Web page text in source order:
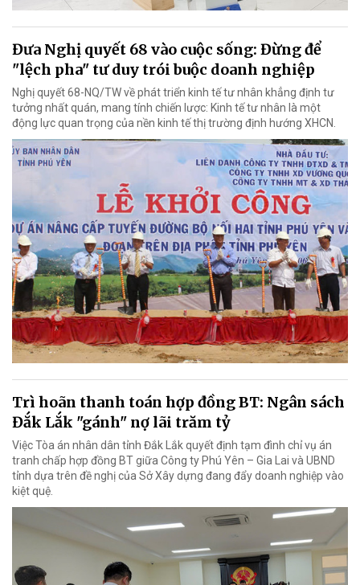
Đưa Nghị quyết 68 vào cuộc sống: Đừng để
"lệch pha" tư duy trói buộc doanh nghiệp
Nghị quyết 68-NQ/TW về phát triển kinh tế tư nhân khẳng định tư
tưởng nhất quán, mang tính chiến lược: Kinh tế tư nhân là một
động lực quan trọng của nền kinh tế thị trường định hướng XHCN.
Trì hoãn thanh toán hợp đồng BT: Ngân sách
Đắk Lắk "gánh" nợ lãi trăm tỷ
Việc Tòa án nhân dân tỉnh Đắk Lắk quyết định tạm đình chỉ vụ án
tranh chấp hợp đồng BT giữa Công ty Phú Yên – Gia Lai và UBND
tỉnh dựa trên đề nghị của Sở Xây dựng đang đẩy doanh nghiệp vào
kiệt quệ.